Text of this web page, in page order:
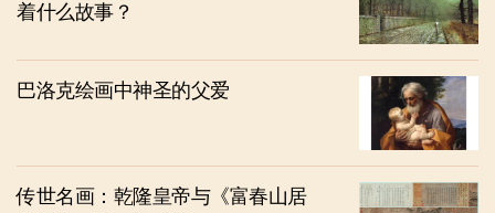
着什么故事？
巴洛克绘画中神圣的父爱
传世名画：乾隆皇帝与《富春山居